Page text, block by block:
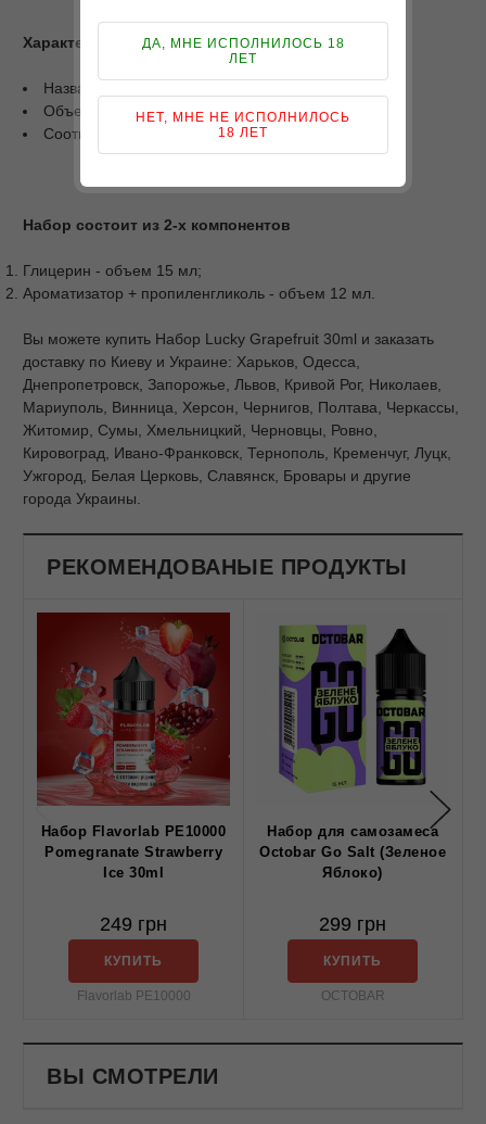
Характеристики
Название: Lucky;
Объем: 30 мл;
Соотношение PG/VG: 50/50;
Набор состоит из 2-х компонентов
Глицерин - объем 15 мл;
Ароматизатор + пропиленгликоль - объем 12 мл.
Вы можете купить Набор Lucky Grapefruit 30ml и заказать
доставку по Киеву и Украине: Харьков, Одесса,
Днепропетровск, Запорожье, Львов, Кривой Рог, Николаев,
Мариуполь, Винница, Херсон, Чернигов, Полтава, Черкассы,
Житомир, Сумы, Хмельницкий, Черновцы, Ровно,
Кировоград, Ивано-Франковск, Тернополь, Кременчуг, Луцк,
Ужгород, Белая Церковь, Славянск, Бровары и другие
города Украины.
РЕКОМЕНДОВАНЫЕ ПРОДУКТЫ
Набор Flavorlab PE10000
Pomegranate Strawberry
Ice 30ml
249 грн
КУПИТЬ
Flavorlab PE10000
Набор для самозамеса
Octobar Go Salt (Зеленое
Яблоко)
299 грн
КУПИТЬ
OCTOBAR
ВЫ СМОТРЕЛИ
ДА, МНЕ ИСПОЛНИЛОСЬ 18
ЛЕТ
НЕТ, МНЕ НЕ ИСПОЛНИЛОСЬ
18 ЛЕТ